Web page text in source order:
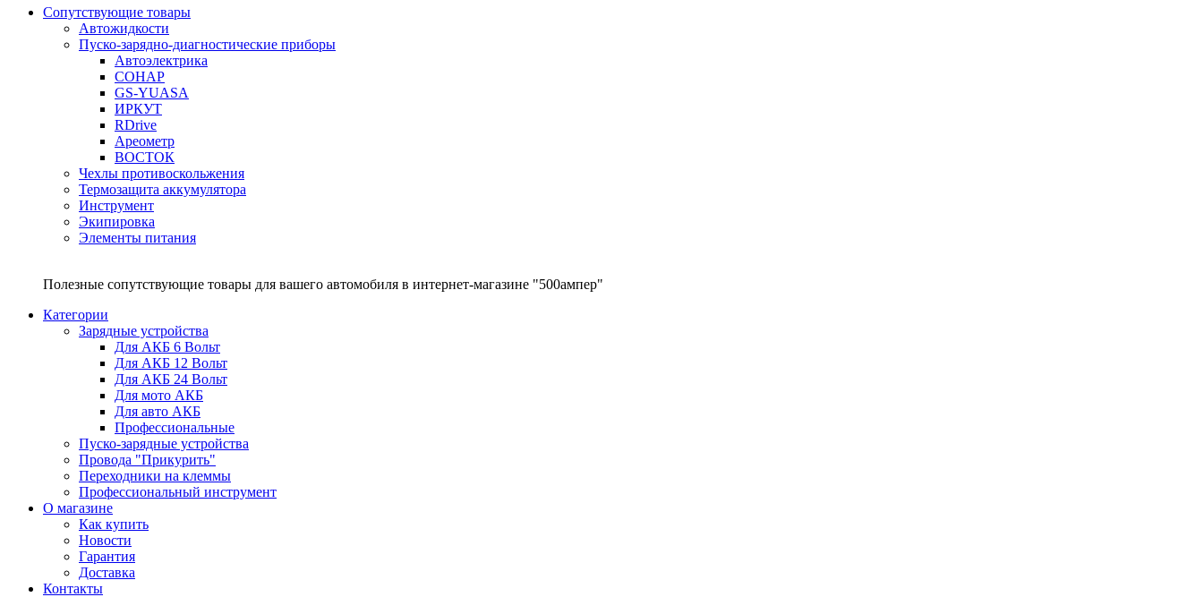
Сопутствующие товары
Автожидкости
Пуско-зарядно-диагностические приборы
Автоэлектрика
СОНАР
GS-YUASA
ИРКУТ
RDrive
Ареометр
ВОСТОК
Чехлы противоскольжения
Термозащита аккумулятора
Инструмент
Экипировка
Элементы питания
Полезные сопутствующие товары для вашего автомобиля в интернет-магазине "500ампер"
Категории
Зарядные устройства
Для АКБ 6 Вольт
Для АКБ 12 Вольт
Для АКБ 24 Вольт
Для мото АКБ
Для авто АКБ
Профессиональные
Пуско-зарядные устройства
Провода "Прикурить"
Переходники на клеммы
Профессиональный инструмент
О магазине
Как купить
Новости
Гарантия
Доставка
Контакты